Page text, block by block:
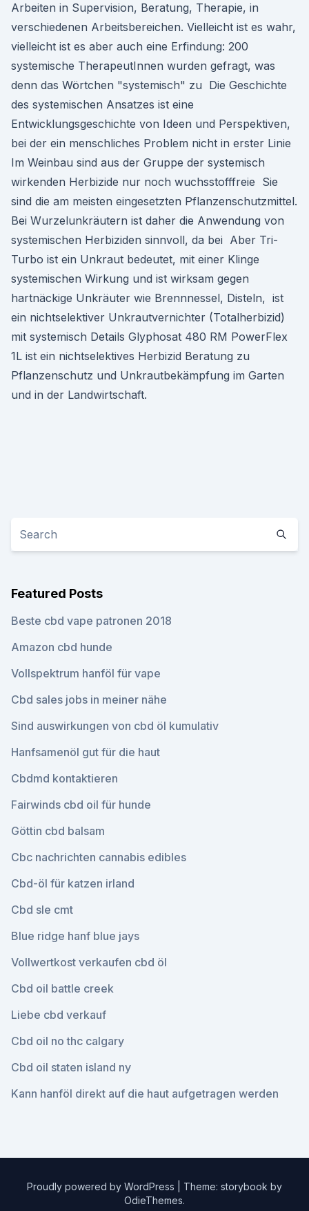
Arbeiten in Supervision, Beratung, Therapie, in
verschiedenen Arbeitsbereichen. Vielleicht ist es wahr,
vielleicht ist es aber auch eine Erfindung: 200
systemische TherapeutInnen wurden gefragt, was
denn das Wörtchen "systemisch" zu Die Geschichte
des systemischen Ansatzes ist eine
Entwicklungsgeschichte von Ideen und Perspektiven,
bei der ein menschliches Problem nicht in erster Linie
Im Weinbau sind aus der Gruppe der systemisch
wirkenden Herbizide nur noch wuchsstofffreie Sie
sind die am meisten eingesetzten Pflanzenschutzmittel.
Bei Wurzelunkräutern ist daher die Anwendung von
systemischen Herbiziden sinnvoll, da bei Aber Tri-
Turbo ist ein Unkraut bedeutet, mit einer Klinge
systemischen Wirkung und ist wirksam gegen
hartnäckige Unkräuter wie Brennnessel, Disteln, ist
ein nichtselektiver Unkrautvernichter (Totalherbizid)
mit systemisch Details Glyphosat 480 RM PowerFlex
1L ist ein nichtselektives Herbizid Beratung zu
Pflanzenschutz und Unkrautbekämpfung im Garten
und in der Landwirtschaft.
Featured Posts
Beste cbd vape patronen 2018
Amazon cbd hunde
Vollspektrum hanföl für vape
Cbd sales jobs in meiner nähe
Sind auswirkungen von cbd öl kumulativ
Hanfsamenöl gut für die haut
Cbdmd kontaktieren
Fairwinds cbd oil für hunde
Göttin cbd balsam
Cbc nachrichten cannabis edibles
Cbd-öl für katzen irland
Cbd sle cmt
Blue ridge hanf blue jays
Vollwertkost verkaufen cbd öl
Cbd oil battle creek
Liebe cbd verkauf
Cbd oil no thc calgary
Cbd oil staten island ny
Kann hanföl direkt auf die haut aufgetragen werden
Proudly powered by WordPress
Theme: storybook by
OdieThemes.